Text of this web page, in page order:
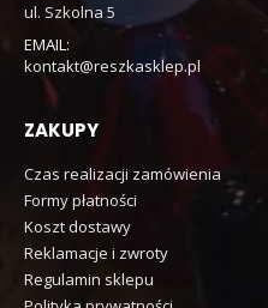
ul. Szkolna 5
EMAIL:
kontakt@reszkasklep.pl
ZAKUPY
Czas realizacji zamówienia
Formy płatności
Koszt dostawy
Reklamacje i zwroty
Regulamin sklepu